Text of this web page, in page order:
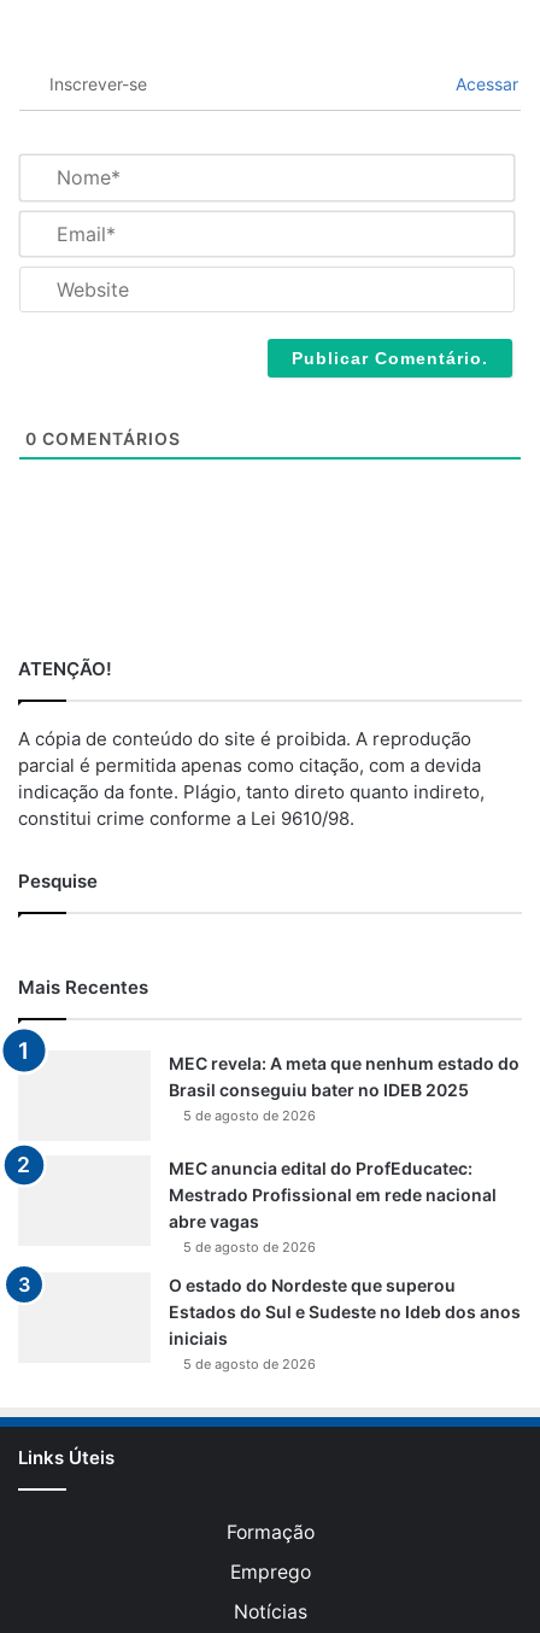
Inscrever-se Acessar
m
*a
l
0 COMENTÁRIOS
ATENÇÃO!
A cópia de conteúdo do site é proibida. A reprodução
parcial é permitida apenas como citação, com a devida
indicação da fonte. Plágio, tanto direto quanto indireto,
constitui crime conforme a Lei 9610/98.
Pesquise
Mais Recentes
MEC revela: A meta que nenhum estado do
Brasil conseguiu bater no IDEB 2025
5 de agosto de 2026
MEC anuncia edital do ProfEducatec:
Mestrado Profissional em rede nacional
abre vagas
5 de agosto de 2026
O estado do Nordeste que superou
Estados do Sul e Sudeste no Ideb dos anos
iniciais
5 de agosto de 2026
Links Úteis
Formação
Emprego
Notícias